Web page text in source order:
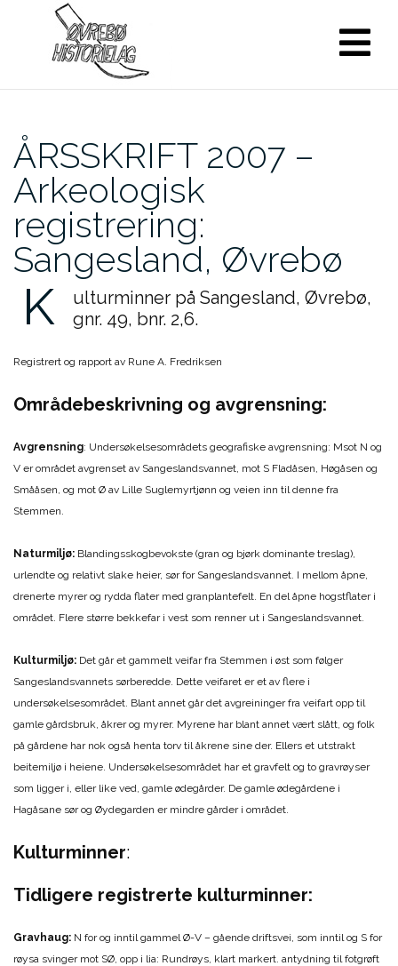
ÅRSSKRIFT 2007 –
Arkeologisk
registrering:
Sangesland, Øvrebø
K
ulturminner på Sangesland, Øvrebø,
gnr. 49, bnr. 2,6.
Registrert og rapport av Rune A. Fredriksen
Områdebeskrivning og avgrensning:
Avgrensning: Undersøkelsesområdets geografiske avgrensning: Msot N og
V er området avgrenset av Sangeslandsvannet, mot S Fladåsen, Høgåsen og
Smååsen, og mot Ø av Lille Suglemyrtjønn og veien inn til denne fra
Stemmen.
Naturmiljø: Blandingsskogbevokste (gran og bjørk dominante treslag),
urlendte og relativt slake heier, sør for Sangeslandsvannet. I mellom åpne,
drenerte myrer og rydda flater med granplantefelt. En del åpne hogstflater i
området. Flere større bekkefar i vest som renner ut i Sangeslandsvannet.
Kulturmiljø: Det går et gammelt veifar fra Stemmen i øst som følger
Sangeslandsvannets sørberedde. Dette veifaret er et av flere i
undersøkelsesområdet. Blant annet går det avgreininger fra veifart opp til
gamle gårdsbruk, åkrer og myrer. Myrene har blant annet vært slått, og folk
på gårdene har nok også henta torv til åkrene sine der. Ellers et utstrakt
beitemiljø i heiene. Undersøkelsesområdet har et gravfelt og to gravrøyser
som ligger i, eller like ved, gamle ødegårder. De gamle ødegårdene i
Hagåsane sør og Øydegarden er mindre gårder i området.
Kulturminner:
Tidligere registrerte kulturminner:
Gravhaug: N for og inntil gammel Ø-V – gående driftsvei, som inntil og S for
røysa svinger mot SØ, opp i lia: Rundrøys, klart markert. antydning til fotgrøft